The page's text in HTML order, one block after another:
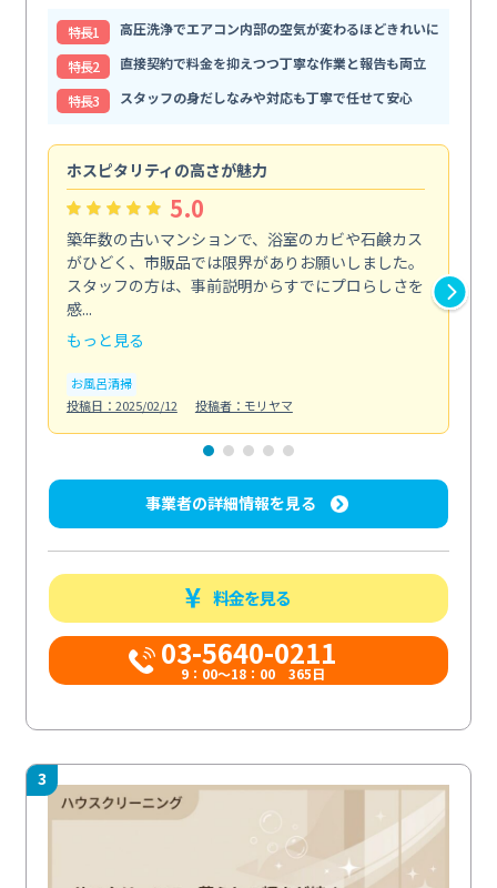
特⻑1
高圧洗浄でエアコン内部の空気が変わるほどきれいに
特⻑2
直接契約で料金を抑えつつ丁寧な作業と報告も両立
特⻑3
スタッフの身だしなみや対応も丁寧で任せて安心
ホスピタリティの高さが魅力
5.0
築年数の古いマンションで、浴室のカビや石鹸カス
がひどく、市販品では限界がありお願いしました。
スタッフの方は、事前説明からすでにプロらしさを
感...
もっと見る
お風呂清掃
投稿日：2025/02/12
投稿者：モリヤマ
事業者の詳細情報を見る
料金を見る
03-5640-0211
9：00～18：00 365日
3